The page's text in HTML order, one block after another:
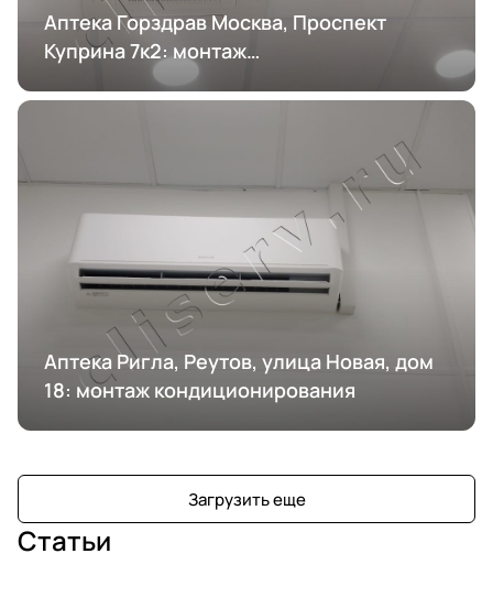
Аптека Горздрав Москва, Проспект
Куприна 7к2: монтаж
кондиционирования
Аптека Ригла, Реутов, улица Новая, дом
18: монтаж кондиционирования
Загрузить еще
Статьи